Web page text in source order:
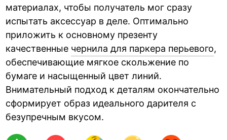
материалах, чтобы получатель мог сразу
испытать аксессуар в деле. Оптимально
приложить к основному презенту
качественные чернила для паркера перьевого,
обеспечивающие мягкое скольжение по
бумаге и насыщенный цвет линий.
Внимательный подход к деталям окончательно
сформирует образ идеального дарителя с
безупречным вкусом.